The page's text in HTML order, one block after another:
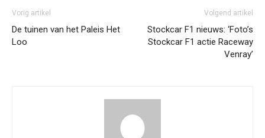
Vorig artikel
De tuinen van het Paleis Het
Loo
Volgend artikel
Stockcar F1 nieuws: ‘Foto’s
Stockcar F1 actie Raceway
Venray’